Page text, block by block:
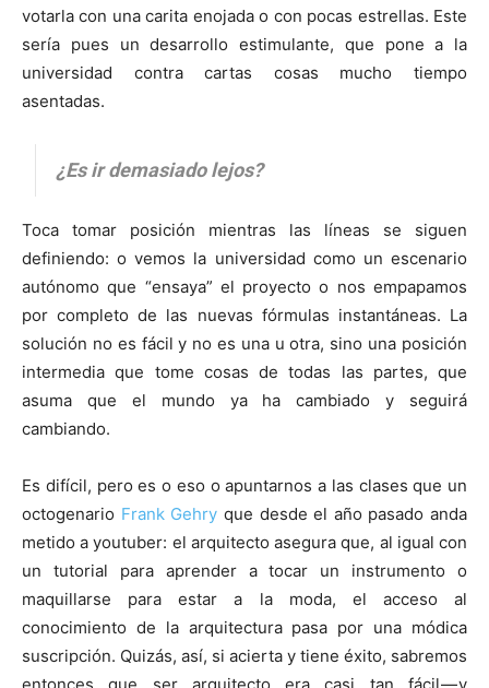
votarla con una carita enojada o con pocas estrellas. Este
sería pues un desarrollo estimulante, que pone a la
universidad contra cartas cosas mucho tiempo
asentadas.
¿Es ir demasiado lejos?
Toca tomar posición mientras las líneas se siguen
definiendo: o vemos la universidad como un escenario
autónomo que “ensaya” el proyecto o nos empapamos
por completo de las nuevas fórmulas instantáneas. La
solución no es fácil y no es una u otra, sino una posición
intermedia que tome cosas de todas las partes, que
asuma que el mundo ya ha cambiado y seguirá
cambiando.
Es difícil, pero es o eso o apuntarnos a las clases que un
octogenario Frank Gehry que desde el año pasado anda
metido a youtuber: el arquitecto asegura que, al igual con
un tutorial para aprender a tocar un instrumento o
maquillarse para estar a la moda, el acceso al
conocimiento de la arquitectura pasa por una módica
suscripción. Quizás, así, si acierta y tiene éxito, sabremos